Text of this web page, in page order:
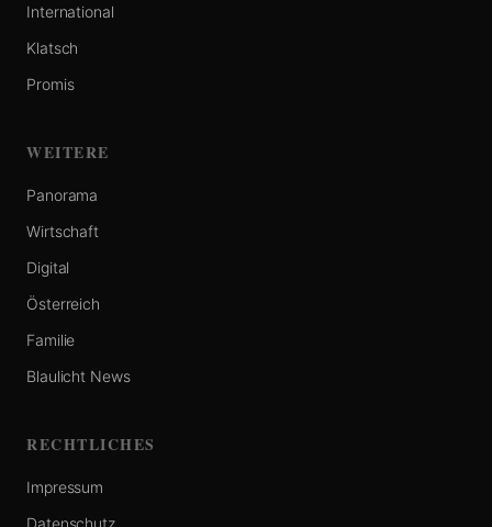
International
Klatsch
Promis
WEITERE
Panorama
Wirtschaft
Digital
Österreich
Familie
Blaulicht News
RECHTLICHES
Impressum
Datenschutz